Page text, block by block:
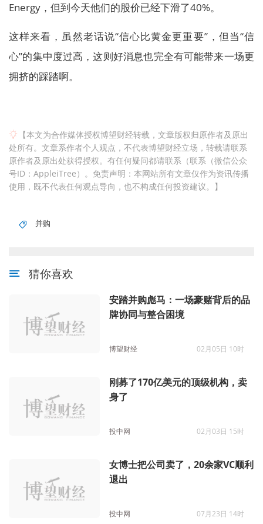
Energy，但到今天他们的股价已经下滑了40%。
这样来看，虽然老话说“信心比黄金更重要”，但当“信
心”的集中度过高，这则好消息也完全有可能带来一场更
拥挤的踩踏啊。
【本文为合作媒体授权博望财经转载，文章版权归原作者及原出
处所有。文章系作者个人观点，不代表博望财经立场，转载请联系
原作者及原出处获得授权。有任何疑问都请联系（联系（微信公众
号ID：AppleiTree）。免责声明：本网站所有文章仅作为资讯传播
使用，既不代表任何观点导向，也不构成任何投资建议。】
并购
猜你喜欢
安踏并购彪马：一场豪赌背后的品
牌协同与整合困境
博望财经 02月05日 10时
刚募了170亿美元的顶级机构，卖
身了
投中网 02月03日 15时
女博士把公司卖了，20余家VC顺利
退出
投中网 07月23日 14时